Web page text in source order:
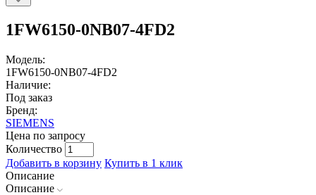
1FW6150-0NB07-4FD2
Модель:
1FW6150-0NB07-4FD2
Наличие:
Под заказ
Бренд:
SIEMENS
Цена по запросу
Количество
Добавить в корзину Купить в 1 клик
Описание
Описание